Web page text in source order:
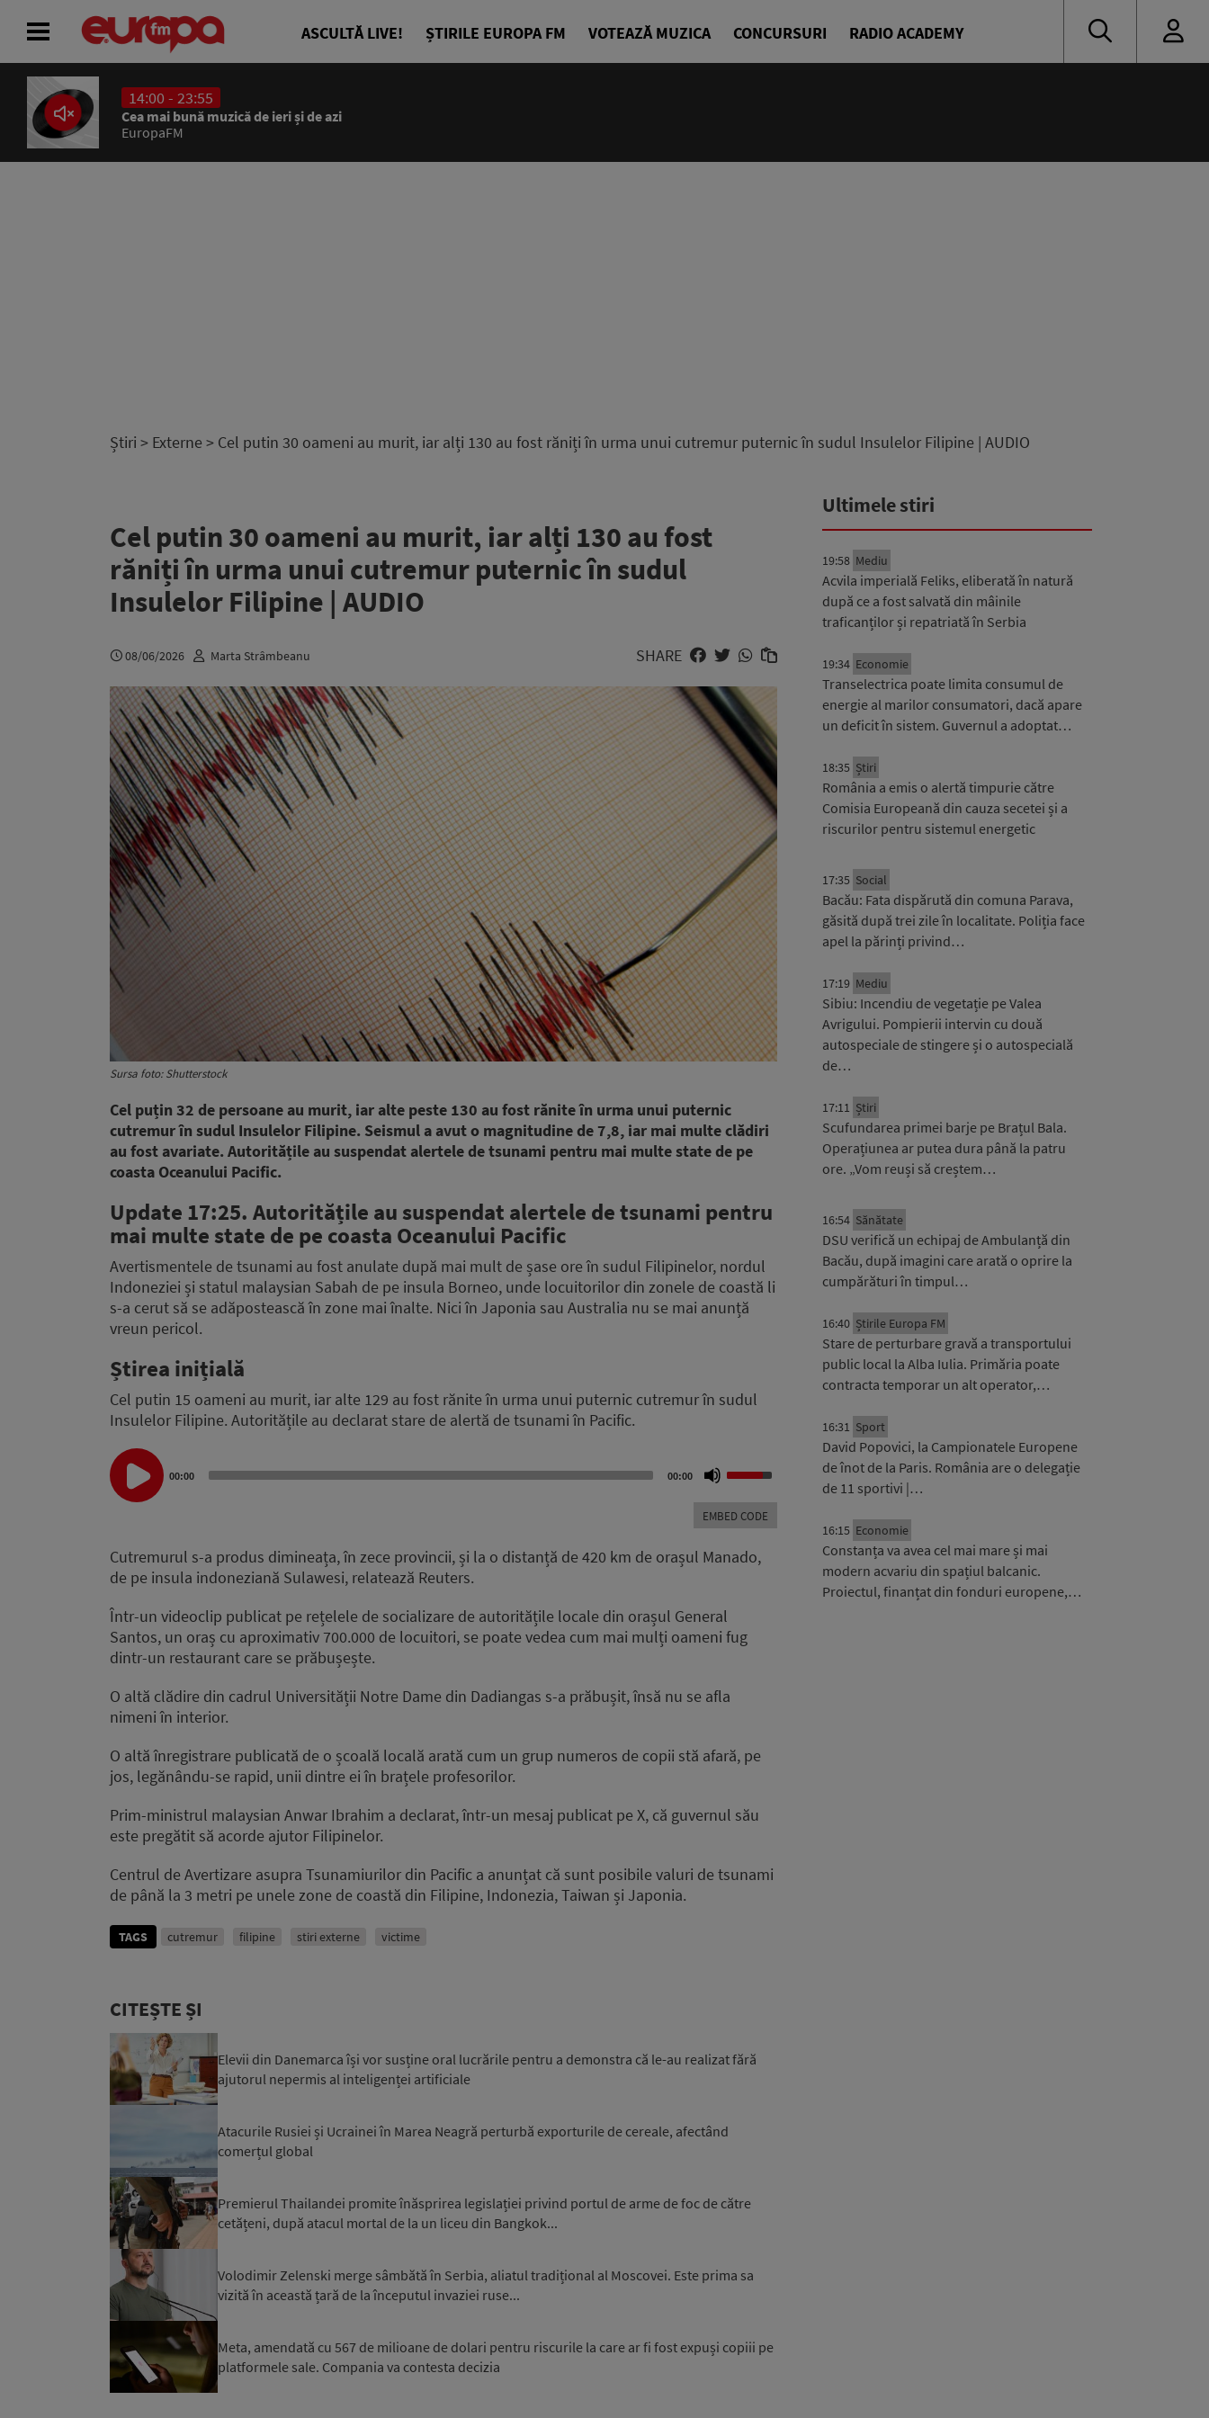
ASCULTĂ LIVE! ȘTIRILE EUROPA FM VOTEAZĂ MUZICA CONCURSURI RADIO ACADEMY
14:00 - 23:55
Cea mai bună muzică de ieri și de azi
EuropaFM
Știri > Externe > Cel putin 30 oameni au murit, iar alți 130 au fost răniți în urma unui cutremur puternic în sudul Insulelor Filipine | AUDIO
Cel putin 30 oameni au murit, iar alți 130 au fost
răniți în urma unui cutremur puternic în sudul
Insulelor Filipine | AUDIO
08/06/2026 Marta Strâmbeanu SHARE
Sursa foto: Shutterstock
Cel puțin 32 de persoane au murit, iar alte peste 130 au fost rănite în urma unui puternic
cutremur în sudul Insulelor Filipine. Seismul a avut o magnitudine de 7,8, iar mai multe clădiri
au fost avariate. Autoritățile au suspendat alertele de tsunami pentru mai multe state de pe
coasta Oceanului Pacific.
Update 17:25. Autoritățile au suspendat alertele de tsunami pentru
mai multe state de pe coasta Oceanului Pacific
Avertismentele de tsunami au fost anulate după mai mult de șase ore în sudul Filipinelor, nordul
Indoneziei și statul malaysian Sabah de pe insula Borneo, unde locuitorilor din zonele de coastă li
s-a cerut să se adăpostească în zone mai înalte. Nici în Japonia sau Australia nu se mai anunță
vreun pericol.
Știrea inițială
Cel putin 15 oameni au murit, iar alte 129 au fost rănite în urma unui puternic cutremur în sudul
Insulelor Filipine. Autoritățile au declarat stare de alertă de tsunami în Pacific.
Audio
Player
00:00 00:00
Up/Down
keys
increase
volume.
EMBED CODE
Cutremurul s-a produs dimineața, în zece provincii, și la o distanță de 420 km de orașul Manado,
de pe insula indoneziană Sulawesi, relatează Reuters.
Într-un videoclip publicat pe rețelele de socializare de autoritățile locale din orașul General
Santos, un oraș cu aproximativ 700.000 de locuitori, se poate vedea cum mai mulți oameni fug
dintr-un restaurant care se prăbușește.
O altă clădire din cadrul Universității Notre Dame din Dadiangas s-a prăbușit, însă nu se afla
nimeni în interior.
O altă înregistrare publicată de o școală locală arată cum un grup numeros de copii stă afară, pe
jos, legănându-se rapid, unii dintre ei în brațele profesorilor.
Prim-ministrul malaysian Anwar Ibrahim a declarat, într-un mesaj publicat pe X, că guvernul său
este pregătit să acorde ajutor Filipinelor.
Centrul de Avertizare asupra Tsunamiurilor din Pacific a anunțat că sunt posibile valuri de tsunami
de până la 3 metri pe unele zone de coastă din Filipine, Indonezia, Taiwan și Japonia.
TAGS cutremur filipine stiri externe victime
CITEȘTE ȘI
Elevii din Danemarca își vor susține oral lucrările pentru a demonstra că le-au realizat fără
ajutorul nepermis al inteligenței artificiale
Atacurile Rusiei și Ucrainei în Marea Neagră perturbă exporturile de cereale, afectând
comerțul global
Premierul Thailandei promite înăsprirea legislației privind portul de arme de foc de către
cetățeni, după atacul mortal de la un liceu din Bangkok...
Volodimir Zelenski merge sâmbătă în Serbia, aliatul tradițional al Moscovei. Este prima sa
vizită în această țară de la începutul invaziei ruse...
Meta, amendată cu 567 de milioane de dolari pentru riscurile la care ar fi fost expuși copiii pe
platformele sale. Compania va contesta decizia
Ultimele stiri
19:58 Mediu
Acvila imperială Feliks, eliberată în natură
după ce a fost salvată din mâinile
traficanților și repatriată în Serbia
19:34 Economie
Transelectrica poate limita consumul de
energie al marilor consumatori, dacă apare
un deficit în sistem. Guvernul a adoptat…
18:35 Știri
România a emis o alertă timpurie către
Comisia Europeană din cauza secetei și a
riscurilor pentru sistemul energetic
17:35 Social
Bacău: Fata dispărută din comuna Parava,
găsită după trei zile în localitate. Poliția face
apel la părinți privind…
17:19 Mediu
Sibiu: Incendiu de vegetație pe Valea
Avrigului. Pompierii intervin cu două
autospeciale de stingere și o autospecială
de…
17:11 Știri
Scufundarea primei barje pe Brațul Bala.
Operațiunea ar putea dura până la patru
ore. „Vom reuși să creștem…
16:54 Sănătate
DSU verifică un echipaj de Ambulanță din
Bacău, după imagini care arată o oprire la
cumpărături în timpul…
16:40 Știrile Europa FM
Stare de perturbare gravă a transportului
public local la Alba Iulia. Primăria poate
contracta temporar un alt operator,…
16:31 Sport
David Popovici, la Campionatele Europene
de înot de la Paris. România are o delegație
de 11 sportivi |…
16:15 Economie
Constanța va avea cel mai mare și mai
modern acvariu din spațiul balcanic.
Proiectul, finanțat din fonduri europene,…
ACASĂ
ȘTIRI